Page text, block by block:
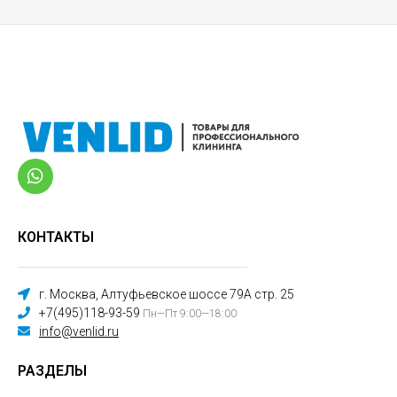
КОНТАКТЫ
г. Москва, Алтуфьевское шоссе 79А стр. 25
+7(495)118-93-59 Пн—Пт 9:00—18:00
info@venlid.ru
РАЗДЕЛЫ